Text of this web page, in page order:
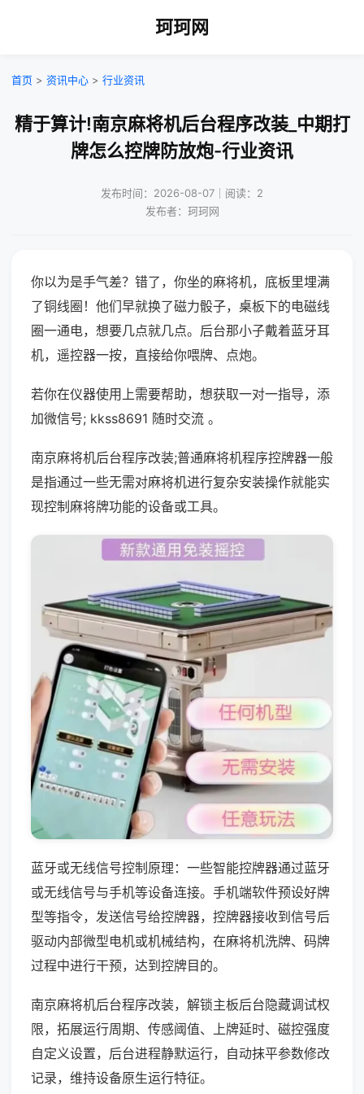
珂珂网
首页 > 资讯中心 > 行业资讯
精于算计!南京麻将机后台程序改装_中期打
牌怎么控牌防放炮-行业资讯
发布时间：2026-08-07｜阅读：2
发布者：珂珂网
你以为是手气差？错了，你坐的麻将机，底板里埋满
了铜线圈！他们早就换了磁力骰子，桌板下的电磁线
圈一通电，想要几点就几点。后台那小子戴着蓝牙耳
机，遥控器一按，直接给你喂牌、点炮。
若你在仪器使用上需要帮助，想获取一对一指导，添
加微信号; kkss8691 随时交流 。
南京麻将机后台程序改装;普通麻将机程序控牌器一般
是指通过一些无需对麻将机进行复杂安装操作就能实
现控制麻将牌功能的设备或工具。
蓝牙或无线信号控制原理：一些智能控牌器通过蓝牙
或无线信号与手机等设备连接。手机端软件预设好牌
型等指令，发送信号给控牌器，控牌器接收到信号后
驱动内部微型电机或机械结构，在麻将机洗牌、码牌
过程中进行干预，达到控牌目的。
南京麻将机后台程序改装，解锁主板后台隐藏调试权
限，拓展运行周期、传感阈值、上牌延时、磁控强度
自定义设置，后台进程静默运行，自动抹平参数修改
记录，维持设备原生运行特征。